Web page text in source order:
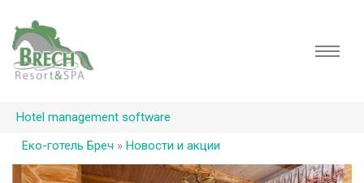
Hotel management software
Еко-готель Бреч » Новости и акции